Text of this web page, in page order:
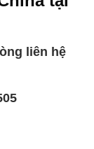
liên hệ